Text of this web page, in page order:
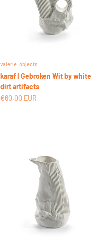
valerie_objects
karaf I Gebroken Wit by white
dirt artifacts
Aanbiedingsprijs
€60,00 EUR